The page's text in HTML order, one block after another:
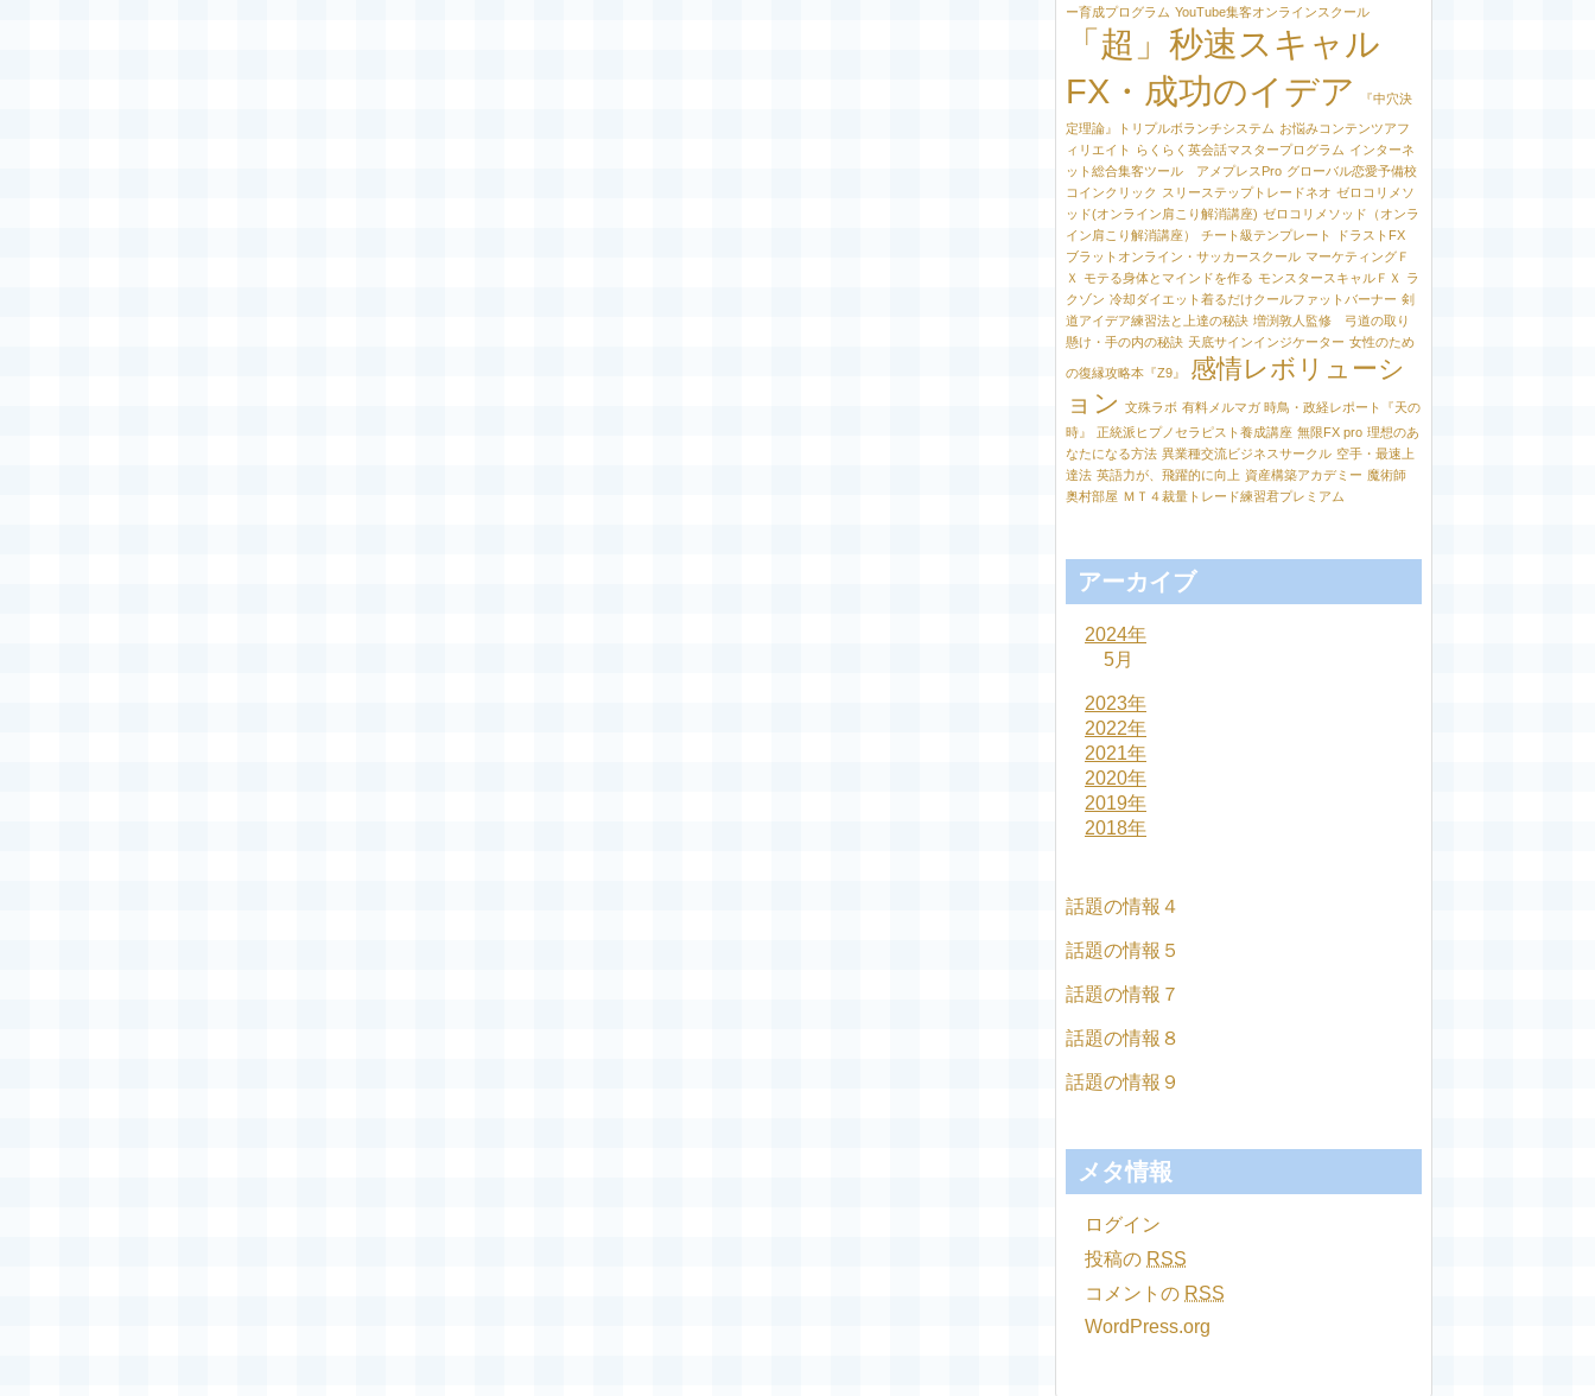
ー育成プログラム YouTube集客オンラインスクール
「超」秒速スキャル
FX・成功のイデア
『中穴決
定理論』トリプルボランチシステム お悩みコンテンツアフ
ィリエイト
らくらく英会話マスタープログラム インターネ
ット総合集客ツール アメプレスPro グローバル恋愛予備校
コインクリック スリーステップトレードネオ ゼロコリメソ
ッド(オンライン肩こり解消講座) ゼロコリメソッド（オンラ
イン肩こり解消講座）
チート級テンプレート
ドラストFX
ブラットオンライン・サッカースクール マーケティングＦ
Ｘ モテる身体とマインドを作る モンスタースキャルＦＸ
ラ
クゾン 冷却ダイエット着るだけクールファットバーナー 剣
道アイデア練習法と上達の秘訣 増渕敦人監修 弓道の取り
懸け・手の内の秘訣 天底サインインジケーター 女性のため
の復縁攻略本『Z9』
感情レボリューシ
ョン 文殊ラボ 有料メルマガ 時鳥・政経レポート『天の
時』
正統派ヒプノセラピスト養成講座 無限FX pro 理想のあ
なたになる方法 異業種交流ビジネスサークル 空手・最速上
達法 英語力が、飛躍的に向上 資産構築アカデミー 魔術師
奥村部屋 ＭＴ４裁量トレード練習君プレミアム
アーカイブ
2024年
5月
2023年
2022年
2021年
2020年
2019年
2018年
話題の情報４
話題の情報５
話題の情報７
話題の情報８
話題の情報９
メタ情報
ログイン
投稿の RSS
コメントの RSS
WordPress.org